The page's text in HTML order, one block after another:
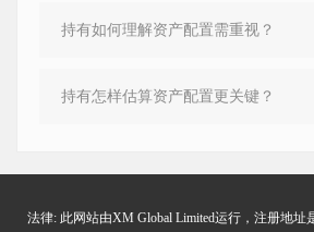
持有如何理解资产配置需重视？
持有怎样估算资产配置更关键？
法律: 此网站由XM Global Limited运行，注册地址